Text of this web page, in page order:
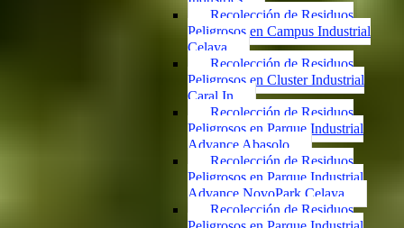
Recolección de Residuos
Peligrosos en Campus Industrial
Celaya
Recolección de Residuos
Peligrosos en Cluster Industrial
Caral In
Recolección de Residuos
Peligrosos en Parque Industrial
Advance Abasolo
Recolección de Residuos
Peligrosos en Parque Industrial
Advance NovoPark Celaya
Recolección de Residuos